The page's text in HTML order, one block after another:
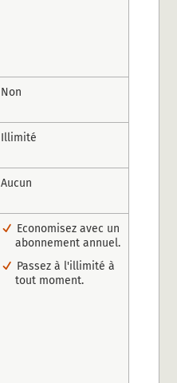
Non
Illimité
Aucun
Economisez avec un
abonnement annuel.
Passez à l'illimité à
tout moment.